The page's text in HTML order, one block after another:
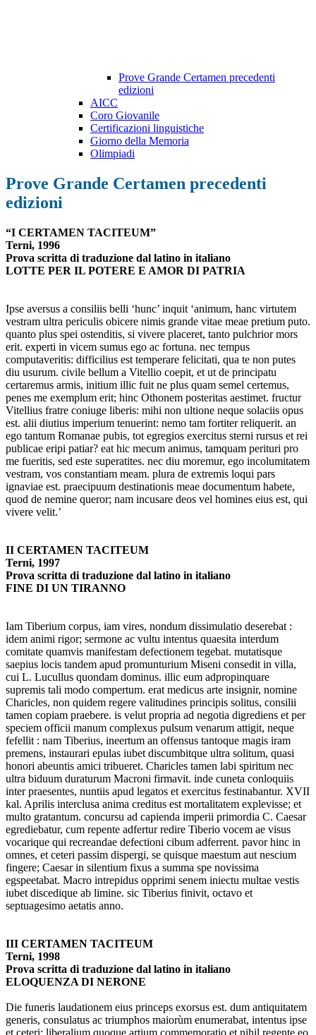
Prove Grande Certamen precedenti
edizioni
AICC
Coro Giovanile
Certificazioni linguistiche
Giorno della Memoria
Olimpiadi
Prove Grande Certamen precedenti
edizioni
“I CERTAMEN TACITEUM”
Terni, 1996
Prova scritta di traduzione dal latino in italiano
LOTTE PER IL POTERE E AMOR DI PATRIA
Ipse aversus a consiliis belli ‘hunc’ inquit ‘animum, hanc virtutem
vestram ultra periculis obicere nimis grande vitae meae pretium puto.
quanto plus spei ostenditis, si vivere placeret, tanto pulchrior mors
erit. experti in vicem sumus ego ac fortuna. nec tempus
computaveritis: difficilius est temperare felicitati, qua te non putes
diu usurum. civile bellum a Vitellio coepit, et ut de principatu
certaremus armis, initium illic fuit ne plus quam semel certemus,
penes me exemplum erit; hinc Othonem posteritas aestimet. fructur
Vitellius fratre coniuge liberis: mihi non ultione neque solaciis opus
est. alii diutius imperium tenuerint: nemo tam fortiter reliquerit. an
ego tantum Romanae pubis, tot egregios exercitus sterni rursus et rei
publicae eripi patiar? eat hic mecum animus, tamquam perituri pro
me fueritis, sed este superatites. nec diu moremur, ego incolumitatem
vestram, vos constantiam meam. plura de extremis loqui pars
ignaviae est. praecipuum destinationis meae documentum habete,
quod de nemine queror; nam incusare deos vel homines eius est, qui
vivere velit.’
II CERTAMEN TACITEUM
Terni, 1997
Prova scritta di traduzione dal latino in italiano
FINE DI UN TIRANNO
Iam Tiberium corpus, iam vires, nondum dissimulatio deserebat :
idem animi rigor; sermone ac vultu intentus quaesita interdum
comitate quamvis manifestam defectionem tegebat. mutatisque
saepius locis tandem apud promunturium Miseni consedit in villa,
cui L. Lucullus quondam dominus. illic eum adpropinquare
supremis tali modo compertum. erat medicus arte insignir, nomine
Charicles, non quidem regere valitudines principis solitus, consilii
tamen copiam praebere. is velut propria ad negotia digrediens et per
speciem officii manum complexus pulsum venarum attigit, neque
fefellit : nam Tiberius, ineertum an offensus tantoque magis iram
premens, instaurari epulas iubet discumbitque ultra solitum, quasi
honori abeuntis amici tribueret. Charicles tamen labi spiritum nec
ultra biduum duraturum Macroni firmavit. inde cuneta conloquiis
inter praesentes, nuntiis apud legatos et exercitus festinabantur. XVII
kal. Aprilis interclusa anima creditus est mortalitatem explevisse; et
multo gratantum. concursu ad capienda imperii primordia C. Caesar
egrediebatur, cum repente adfertur redire Tiberio vocem ae visus
vocarique qui recreandae defectioni cibum adferrent. pavor hinc in
omnes, et ceteri passim dispergi, se quisque maestum aut nescium
fingere; Caesar in silentium fixus a summa spe novissima
egspeetabat. Macro intrepidus opprimi senem iniectu multae vestis
iubet discedique ab limine. sic Tiberius finivit, octavo et
septuagesimo aetatis anno.
III CERTAMEN TACITEUM
Terni, 1998
Prova scritta di traduzione dal latino in italiano
ELOQUENZA DI NERONE
Die funeris laudationem eius princeps exorsus est. dum antiquitatem
generis, consulatus ac triumphos maiorùm enumerabat, intentus ipse